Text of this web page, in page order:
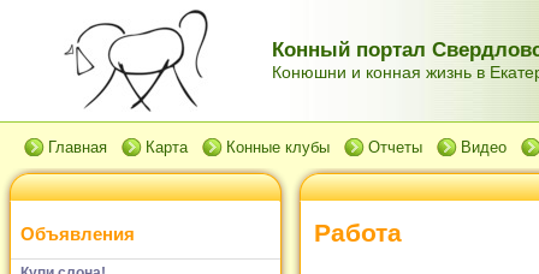
Конный портал
Конюшни и конная жизнь в
Главная Карта Конные клубы Отчеты Видео
Объявления Работа